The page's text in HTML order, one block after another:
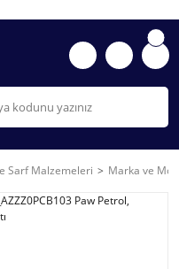
Sarf Malzemeleri Marka ve